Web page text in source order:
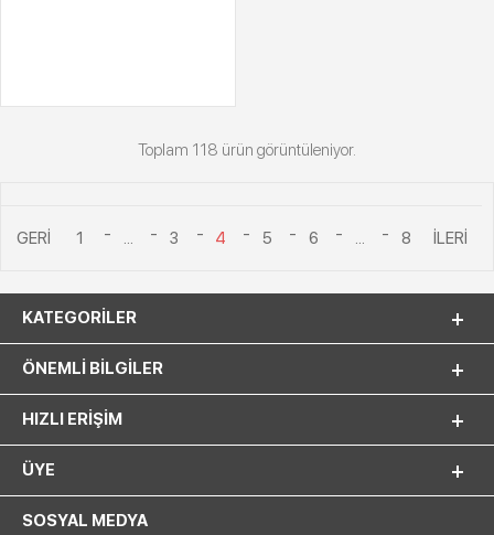
Toplam 118 ürün görüntüleniyor.
1 ... 3 4 5 6 ... 8
KATEGORILER
ÖNEMLI BILGILER
HIZLI ERIŞIM
ÜYE
SOSYAL MEDYA